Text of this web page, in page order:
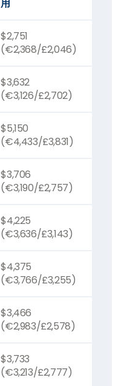
用
$2,751
(€2,368/£2,046)
$3,632
(€3,126/£2,702)
$5,150
(€4,433/£3,831)
$3,706
(€3,190/£2,757)
$4,225
(€3,636/£3,143)
$4,375
(€3,766/£3,255)
$3,466
(€2,983/£2,578)
$3,733
(€3,213/£2,777)